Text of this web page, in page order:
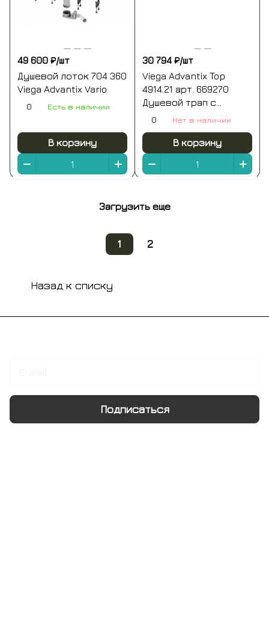
49 600 ₽/шт
Душевой лоток 704 360
Viega Advantix Vario
0 Есть в наличии
В корзину
30 794 ₽/шт
Viega Advantix Top
4914.21 арт. 669270
Душевой трап с
декоративной
0 Нет в наличии
В корзину
Загрузить еще
1 2
Назад к списку
Подписаться